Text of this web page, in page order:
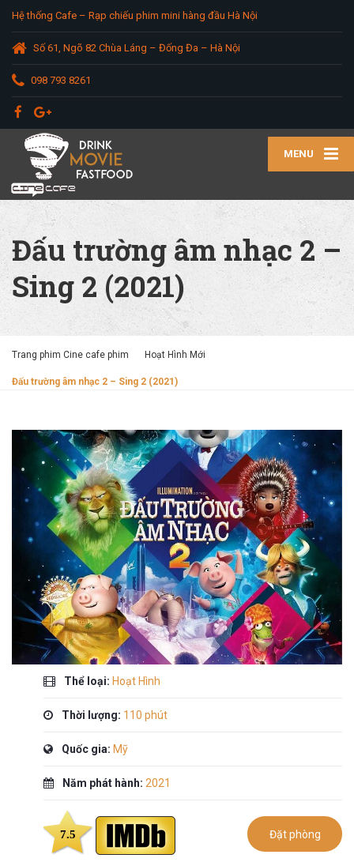
Hệ thống Cafe – Rạp chiếu phim mini hàng đầu Hà Nội
Số 61, Ngõ 82 Chùa Láng – Đống Đa – Hà Nội
098 793 8261
MENU
Đấu trường âm nhạc 2 –
Sing 2 (2021)
Trang phim Cine cafe phim Hoạt Hình Mới
Đấu trường âm nhạc 2 – Sing 2 (2021)
Thể loại: Hoạt Hình
Thời lượng: 110 phút
Quốc gia: Mỹ
Năm phát hành: 2021
7.5 Đặt phòng